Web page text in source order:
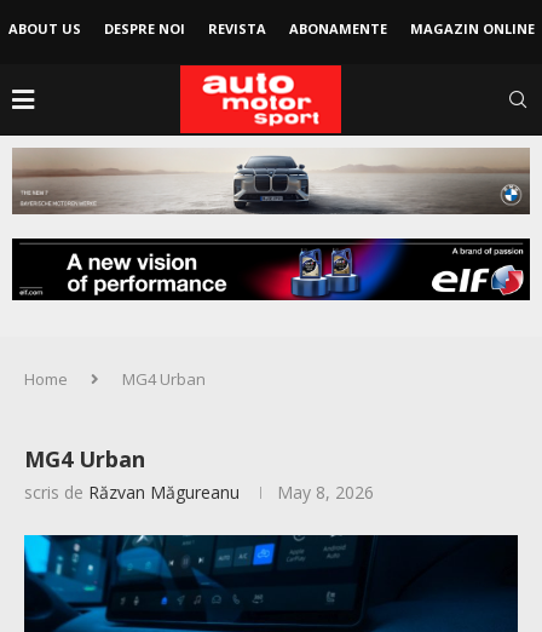
ABOUT US DESPRE NOI REVISTA ABONAMENTE MAGAZIN ONLINE
Home MG4 Urban
MG4 Urban
scris de Răzvan Măgureanu May 8, 2026